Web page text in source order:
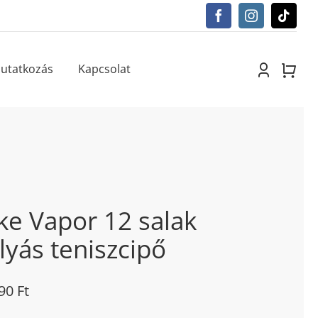
Kapcsolat
Vapor 12 salak
teniszcipő
Ft